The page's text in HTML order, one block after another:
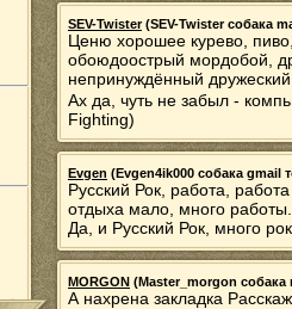
SEV-Twister(SEV-Twister собака
Ценю хорошее курево,
обоюдоострый мордобой,
непринуждённый
Ах да, чуть не забыл -
Fighting)
Evgen (Evgen4ik000 собака gmail
Русский Рок, работа,
отдыха мало, много
Да, и Русский Рок, много
MORGON (Master_morgon собака
А нахрена закладка